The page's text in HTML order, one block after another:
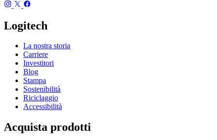
Logitech
La nostra storia
Carriere
Investitori
Blog
Stampa
Sostenibilità
Riciclaggio
Accessibilità
Acquista prodotti